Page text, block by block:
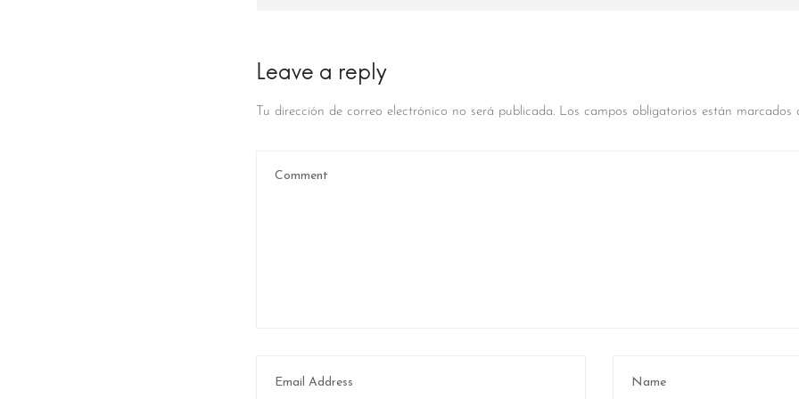
Leave a reply
Tu dirección de correo electrónico no será publicada. Los campos obligatorios están marcados